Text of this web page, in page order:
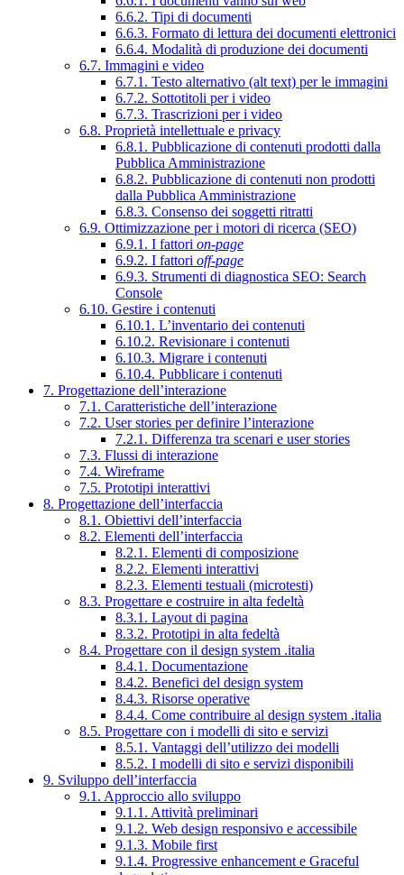
6.6.2. Tipi di documenti
6.6.3. Formato di lettura dei documenti elettronici
6.6.4. Modalità di produzione dei documenti
6.7. Immagini e video
6.7.1. Testo alternativo (alt text) per le immagini
6.7.2. Sottotitoli per i video
6.7.3. Trascrizioni per i video
6.8. Proprietà intellettuale e privacy
6.8.1. Pubblicazione di contenuti prodotti dalla
Pubblica Amministrazione
6.8.2. Pubblicazione di contenuti non prodotti
dalla Pubblica Amministrazione
6.8.3. Consenso dei soggetti ritratti
6.9. Ottimizzazione per i motori di ricerca (SEO)
6.9.1. I fattori on-page
6.9.2. I fattori off-page
6.9.3. Strumenti di diagnostica SEO: Search
Console
6.10. Gestire i contenuti
6.10.1. L’inventario dei contenuti
6.10.2. Revisionare i contenuti
6.10.3. Migrare i contenuti
6.10.4. Pubblicare i contenuti
7. Progettazione dell’interazione
7.1. Caratteristiche dell’interazione
7.2. User stories per definire l’interazione
7.2.1. Differenza tra scenari e user stories
7.3. Flussi di interazione
7.4. Wireframe
7.5. Prototipi interattivi
8. Progettazione dell’interfaccia
8.1. Obiettivi dell’interfaccia
8.2. Elementi dell’interfaccia
8.2.1. Elementi di composizione
8.2.2. Elementi interattivi
8.2.3. Elementi testuali (microtesti)
8.3. Progettare e costruire in alta fedeltà
8.3.1. Layout di pagina
8.3.2. Prototipi in alta fedeltà
8.4. Progettare con il design system .italia
8.4.1. Documentazione
8.4.2. Benefici del design system
8.4.3. Risorse operative
8.4.4. Come contribuire al design system .italia
8.5. Progettare con i modelli di sito e servizi
8.5.1. Vantaggi dell’utilizzo dei modelli
8.5.2. I modelli di sito e servizi disponibili
9. Sviluppo dell’interfaccia
9.1. Approccio allo sviluppo
9.1.1. Attività preliminari
9.1.2. Web design responsivo e accessibile
9.1.3. Mobile first
9.1.4. Progressive enhancement e Graceful